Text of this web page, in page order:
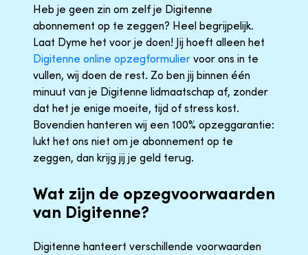
Heb je geen zin om zelf je Digitenne
abonnement op te zeggen? Heel begrijpelijk.
Laat Dyme het voor je doen! Jij hoeft alleen het
Digitenne online opzegformulier voor ons in te
vullen, wij doen de rest. Zo ben jij binnen één
minuut van je Digitenne lidmaatschap af, zonder
dat het je enige moeite, tijd of stress kost.
Bovendien hanteren wij een 100% opzeggarantie:
lukt het ons niet om je abonnement op te
zeggen, dan krijg jij je geld terug.
Wat zijn de opzegvoorwaarden
van Digitenne?
Digitenne hanteert verschillende voorwaarden